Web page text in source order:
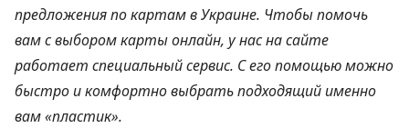
предложения по картам в Украине. Чтобы помочь
вам с выбором карты онлайн, у нас на сайте
работает специальный сервис. С его помощью можно
быстро и комфортно выбрать подходящий именно
вам «пластик».